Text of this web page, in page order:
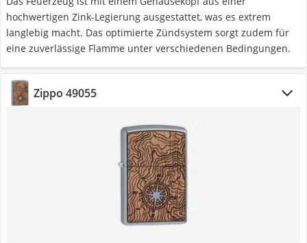
hochwertigen Zink-Legierung ausgestattet, was es extrem
langlebig macht. Das optimierte Zündsystem sorgt zudem für
eine zuverlässige Flamme unter verschiedenen Bedingungen.
Zippo 49055